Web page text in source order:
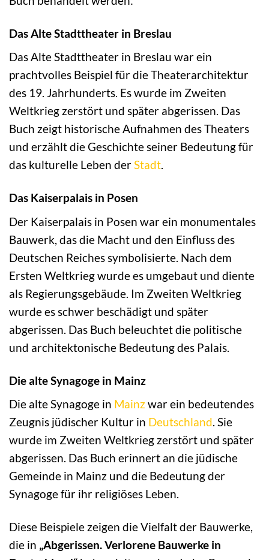
Das Alte Stadttheater in Breslau
Das Alte Stadttheater in Breslau war ein
prachtvolles Beispiel für die Theaterarchitektur
des 19. Jahrhunderts. Es wurde im Zweiten
Weltkrieg zerstört und später abgerissen. Das
Buch zeigt historische Aufnahmen des Theaters
und erzählt die Geschichte seiner Bedeutung für
das kulturelle Leben derStadt.
Das Kaiserpalais in Posen
Der Kaiserpalais in Posen war ein monumentales
Bauwerk, das die Macht und den Einfluss des
Deutschen Reiches symbolisierte. Nach dem
Ersten Weltkrieg wurde es umgebaut und diente
als Regierungsgebäude. Im Zweiten Weltkrieg
wurde es schwer beschädigt und später
abgerissen. Das Buch beleuchtet die politische
und architektonische Bedeutung des Palais.
Die alte Synagoge in Mainz
Die alte Synagoge in Mainzwar ein bedeutendes
Zeugnis jüdischer Kultur in Deutschland. Sie
wurde im Zweiten Weltkrieg zerstört und später
abgerissen. Das Buch erinnert an die jüdische
Gemeinde in Mainz und die Bedeutung der
Synagoge für ihr religiöses Leben.
Diese Beispiele zeigen die Vielfalt der Bauwerke,
die in „Abgerissen. Verlorene Bauwerke in